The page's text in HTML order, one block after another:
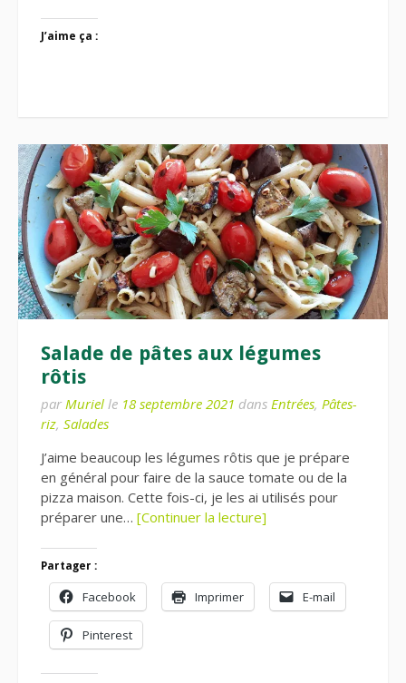
J’aime ça :
Salade de pâtes aux légumes
rôtis
par Muriel le 18 septembre 2021 dans Entrées, Pâtes-
riz, Salades
J’aime beaucoup les légumes rôtis que je prépare
en général pour faire de la sauce tomate ou de la
pizza maison. Cette fois-ci, je les ai utilisés pour
préparer une… [Continuer la lecture]
Partager :
Facebook Imprimer E-mail
Pinterest